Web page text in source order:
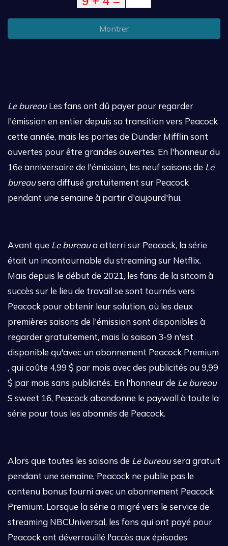
Montrer
Le bureauLes fans ont dû payer pour regarder
l'émission en entier depuis sa transition vers Peacock
cette année, mais les portes de Dunder Mifflin sont
ouvertes pour être grandes ouvertes. En l'honneur du
16e anniversaire de l'émission, les neuf saisons de Le
bureausera diffusé gratuitement sur Peacock
pendant une semaine à partir d'aujourd'hui.
Avant que Le bureaua atterri sur Peacock, la série
était un incontournable du streaming sur Netflix.
Mais depuis le début de 2021, les fans de la sitcom à
succès sur le lieu de travail se sont tournés vers
Peacock pour obtenir leur solution, où les deux
premières saisons de l'émission sont disponibles à
regarder gratuitement, mais la saison 3-9 n'est
disponible qu'avec un abonnement Peacock Premium
, qui coûte 4,99 $ par mois avec des publicités ou 9,99
$ par mois sans publicités. En l'honneur de Le bureau
S sweet 16, Peacock abandonne le paywall à toute la
série pour tous les abonnés de Peacock.
Alors que toutes les saisons de Le bureausera gratuit
pendant une semaine, Peacock ne publie pas le
contenu bonus fourni avec un abonnement Peacock
Premium. Lorsque la série a migré vers le service de
streaming NBCUniversal, les fans qui ont payé pour
Peacock ont ​​déverrouillé l'accès aux épisodes